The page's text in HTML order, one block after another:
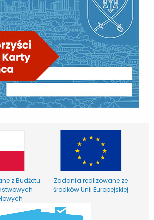
z Budżetu
Zadania realizowane ze
środków Unii Europejskiej